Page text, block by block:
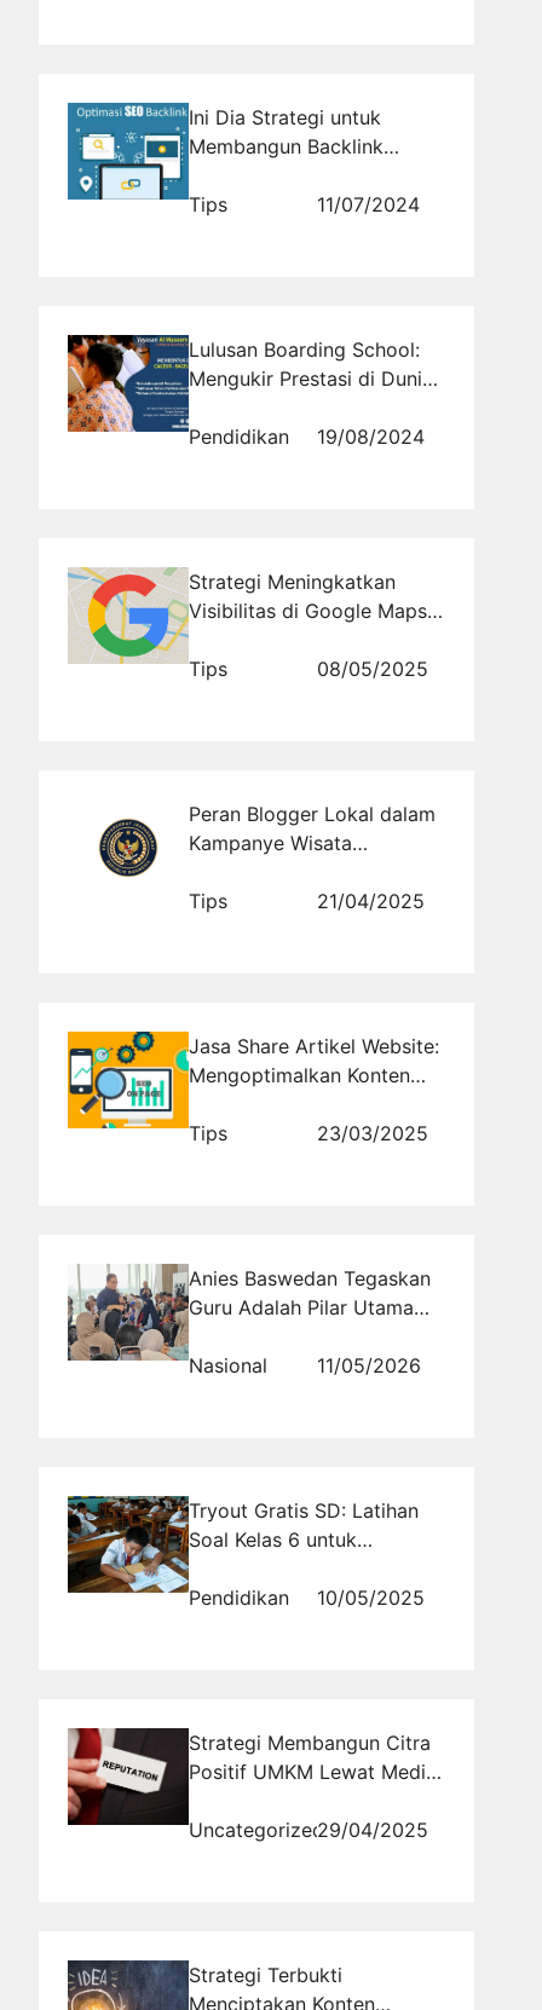
Ini Dia Strategi untuk
Membangun Backlink
Tips
11/07/2024
Lulusan Boarding School:
Mengukir Prestasi di Dunia
Pendidikan
19/08/2024
Strategi Meningkatkan
Visibilitas di Google Maps
Tips
08/05/2025
Peran Blogger Lokal dalam
Kampanye Wisata
Daerah yang Menggugah
Tips 21/04/2025
Jasa Share Artikel Website:
Mengoptimalkan Konten
Backlink
Tips 23/03/2025
Anies Baswedan Tegaskan
Guru Adalah Pilar Utama
Digantikan oleh Kecerdasan
Nasional 11/05/2026
Tryout Gratis SD: Latihan
Soal Kelas 6 untuk
Berstandar
Pendidikan 10/05/2025
Strategi Membangun Citra
Positif UMKM Lewat Media
Uncategorized29/04/2025
Strategi Terbukti
Menciptakan Konten